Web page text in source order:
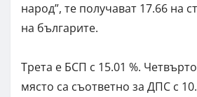
народ”, те получават 17.66 на
на българите.
Трета е БСП с 15.01 %.
място са съответно за ДПС с